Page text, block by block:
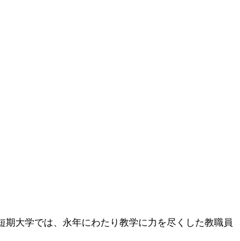
大学では、永年にわたり教学に力を尽くした教職員